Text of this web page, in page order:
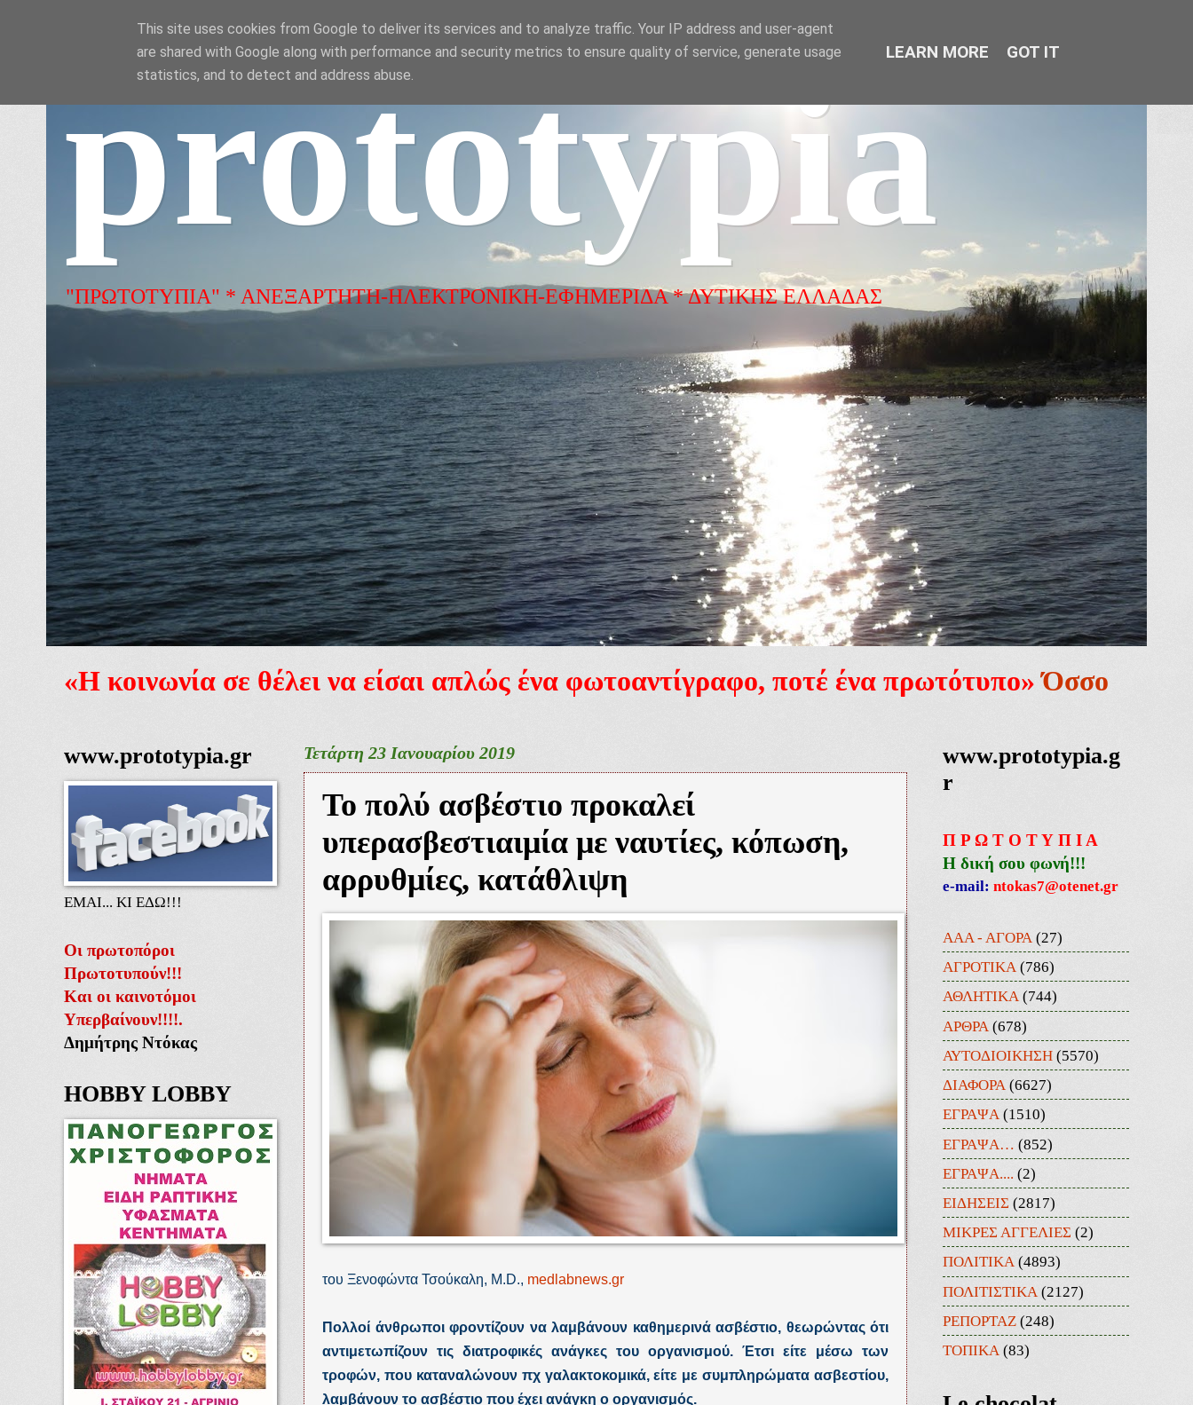
prototypia
"ΠΡΩΤΟΤΥΠΙΑ" * ΑΝΕΞΑΡΤΗΤΗ-ΗΛΕΚΤΡΟΝΙΚΗ-ΕΦΗΜΕΡΙΔΑ * ΔΥΤΙΚΗΣ ΕΛΛΑΔΑΣ
«Η κοινωνία σε θέλει να είσαι απλώς ένα φωτοαντίγραφο, ποτέ ένα πρωτότυπο» Όσσο
Τετάρτη 23 Ιανουαρίου 2019
Το πολύ ασβέστιο προκαλεί
υπερασβεστιαιμία με ναυτίες, κόπωση,
αρρυθμίες, κατάθλιψη
του Ξενοφώντα Τσούκαλη, M.D., medlabnews.gr
Πολλοί άνθρωποι φροντίζουν να λαμβάνουν καθημερινά ασβέστιο, θεωρώντας ότι
αντιμετωπίζουν τις διατροφικές ανάγκες του οργανισμού. Έτσι είτε μέσω των
τροφών, που καταναλώνουν πχ γαλακτοκομικά, είτε με συμπληρώματα ασβεστίου,
λαμβάνουν το ασβέστιο που έχει ανάγκη ο οργανισμός.
www.prototypia.gr
ΕΜΑΙ... ΚΙ ΕΔΩ!!!
Οι πρωτοπόροι
Πρωτοτυπούν!!!
Και οι καινοτόμοι
Υπερβαίνουν!!!!.
Δημήτρης Ντόκας
HOBBY LOBBY
www.prototypia.g
r
Π Ρ Ω Τ Ο Τ Υ Π Ι Α
Η δική σου φωνή!!!
e-mail: ntokas7@otenet.gr
ΑΑΑ - ΑΓΟΡΑ (27)
ΑΓΡΟΤΙΚΑ (786)
ΑΘΛΗΤΙΚΑ (744)
ΑΡΘΡΑ (678)
ΑΥΤΟΔΙΟΙΚΗΣΗ (5570)
ΔΙΑΦΟΡΑ (6627)
ΕΓΡΑΨΑ (1510)
ΕΓΡΑΨΑ… (852)
ΕΓΡΑΨΑ.... (2)
ΕΙΔΗΣΕΙΣ (2817)
ΜΙΚΡΕΣ ΑΓΓΕΛΙΕΣ (2)
ΠΟΛΙΤΙΚΑ (4893)
ΠΟΛΙΤΙΣΤΙΚΑ (2127)
ΡΕΠΟΡΤΑΖ (248)
ΤΟΠΙΚΑ (83)
This site uses cookies from Google to deliver its services and to analyze traffic. Your IP address and user-agent
are shared with Google along with performance and security metrics to ensure quality of service, generate usage
statistics, and to detect and address abuse.
LEARN MORE GOT IT